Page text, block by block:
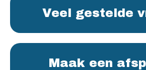
Veel gestelde
Maak een